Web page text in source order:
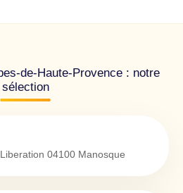
de-Haute-Provence : notre
sélection
04100 Manosque